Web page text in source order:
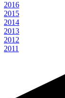
2016
2015
2014
2013
2012
2011